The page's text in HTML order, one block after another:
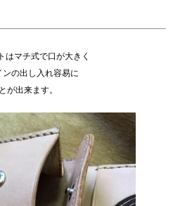
はマチ式で口が大きく
ンの出し入れ容易に
が出来ます。